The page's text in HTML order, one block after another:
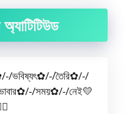
তৈরি✿/-/
সময়✿/-/নেই💛